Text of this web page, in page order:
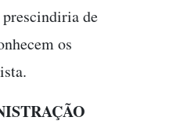
prescindiria de
os